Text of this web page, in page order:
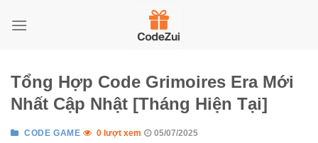
Tổng Hợp Code Grimoires Era Mới
Nhất Cập Nhật [Tháng Hiện Tại]
CODE GAME 0 lượt xem 05/07/2025